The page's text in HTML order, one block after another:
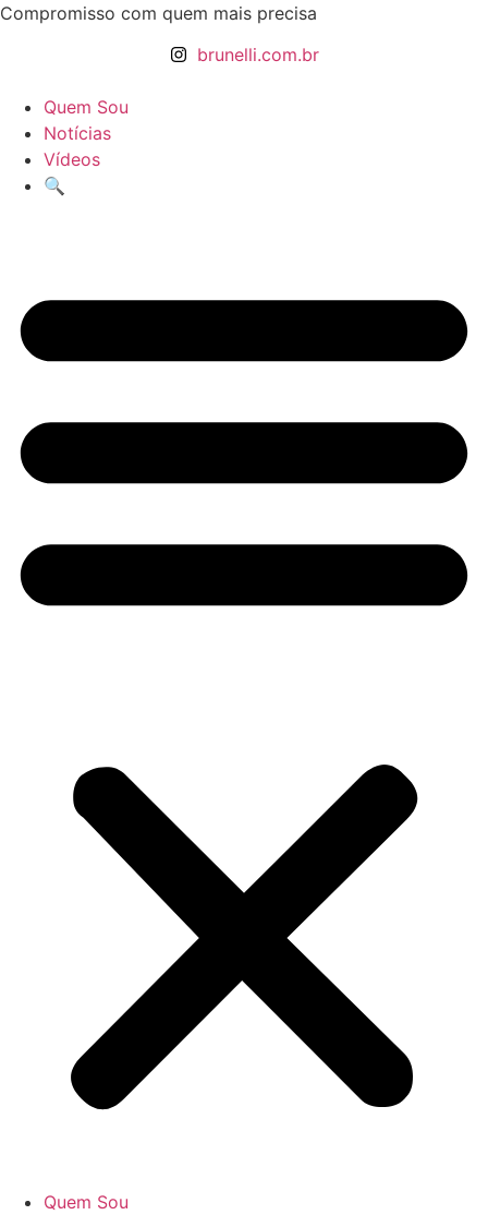
Ir
Compromisso com quem mais precisa
brunelli.com.br
Quem Sou
Notícias
Vídeos
🔍
Quem Sou